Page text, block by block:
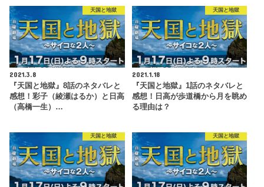
天国と地獄
2021.3.8
『天国と地獄』8話のネタバレと
感想！彩子（綾瀬はるか）と日高
（高橋一生）…
天国と地獄
2021.1.18
『天国と地獄』1話のネタバレと
感想！日高が歩道橋から月を眺め
る理由は？
天国と地獄 天国と地獄